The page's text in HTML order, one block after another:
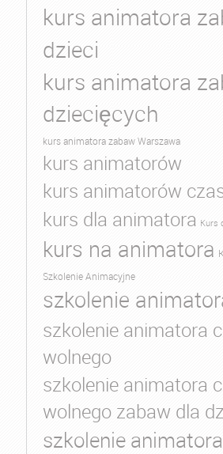
kurs animatora
dzieci
kurs animatora
dziecięcych
kurs animatora zabaw Warszawa
kurs animatorów
kurs animatorów
kurs dla animatora Kurs
kurs na animatora
Szkolenie Animacyjne
szkolenie
szkolenie animatora
wolnego
szkolenie animatora
wolnego zabaw dla
szkolenie